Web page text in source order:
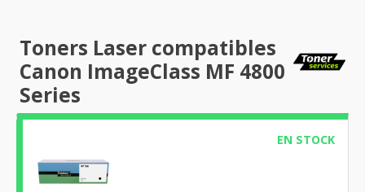
Toners Laser compatibles
Canon ImageClass MF 4800
Series
EN STOCK